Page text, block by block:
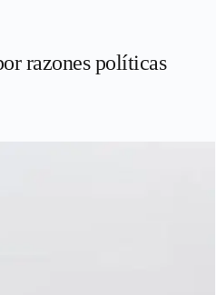
razones políticas